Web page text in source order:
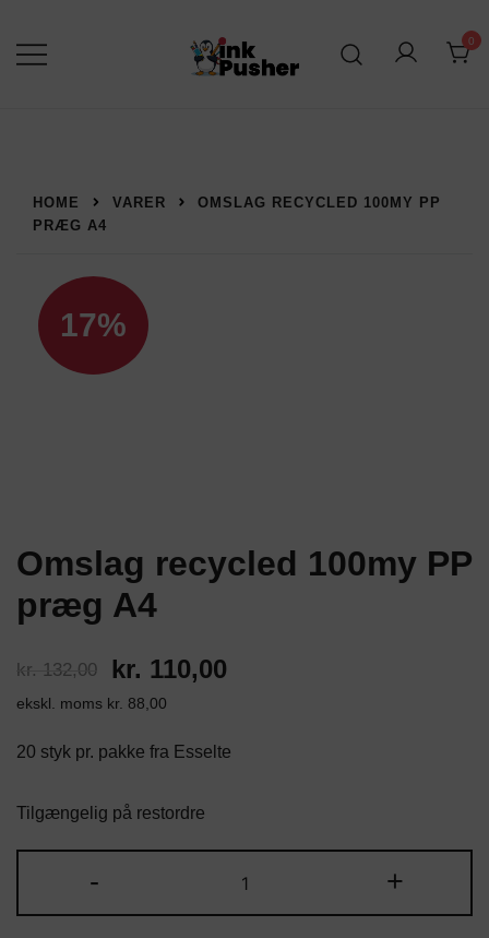
indhold
0
HOME VARER
OMSLAG RECYCLED 100MY PP
PRÆG A4
17%
Omslag recycled 100my PP
præg A4
kr. 132,00
Den
oprindelige
pris
var:
kr. 132,00.
kr. 110,00
pris
kr. 110,00.
ekskl. moms kr. 88,00
20 styk pr. pakke fra Esselte
Tilgængelig på restordre
-
recycled
100my
+